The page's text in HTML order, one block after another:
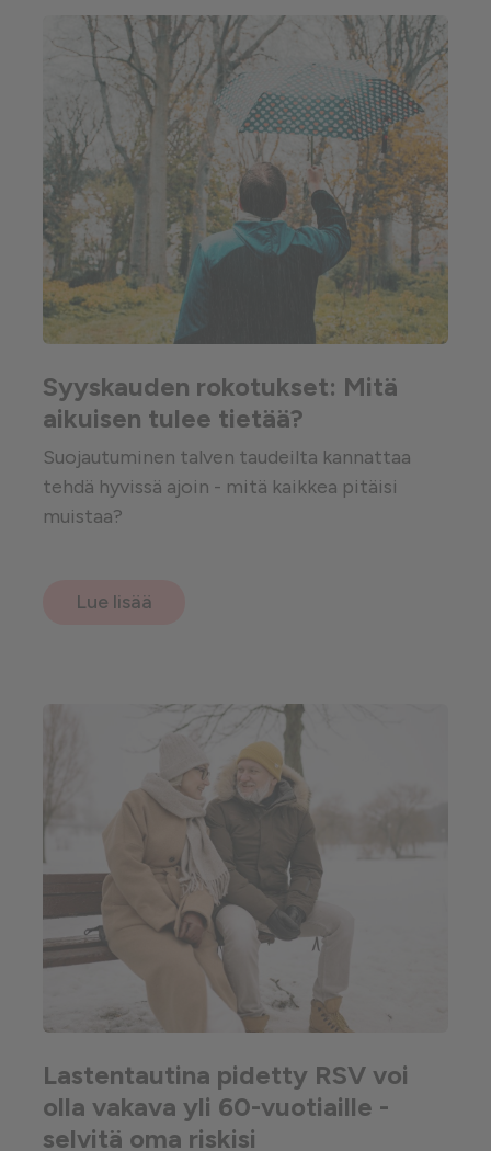
Syyskauden rokotukset: Mitä
aikuisen tulee tietää?
Suojautuminen talven taudeilta kannattaa
tehdä hyvissä ajoin - mitä kaikkea pitäisi
muistaa?
Lue lisää
Lastentautina pidetty RSV voi
olla vakava yli 60-vuotiaille -
selvitä oma riskisi